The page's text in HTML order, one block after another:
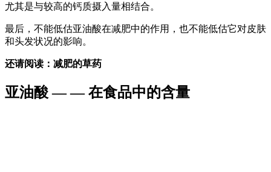
尤其是与较高的钙质摄入量相结合。
最后，不能低估亚油酸在减肥中的作用，也不能低估它对皮肤
和头发状况的影响。
还请阅读：减肥的草药
亚油酸 — — 在食品中的含量